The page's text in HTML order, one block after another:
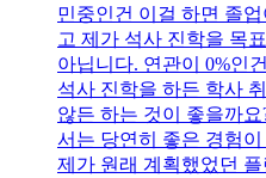
민중인건 이걸 하면 졸
고 제가 석사 진학을 목
아닙니다. 연관이 0%인
석사 진학을 하든 학사
않든 하는 것이 좋을까
서는 당연히 좋은 경험
제가 원래 계획했었던